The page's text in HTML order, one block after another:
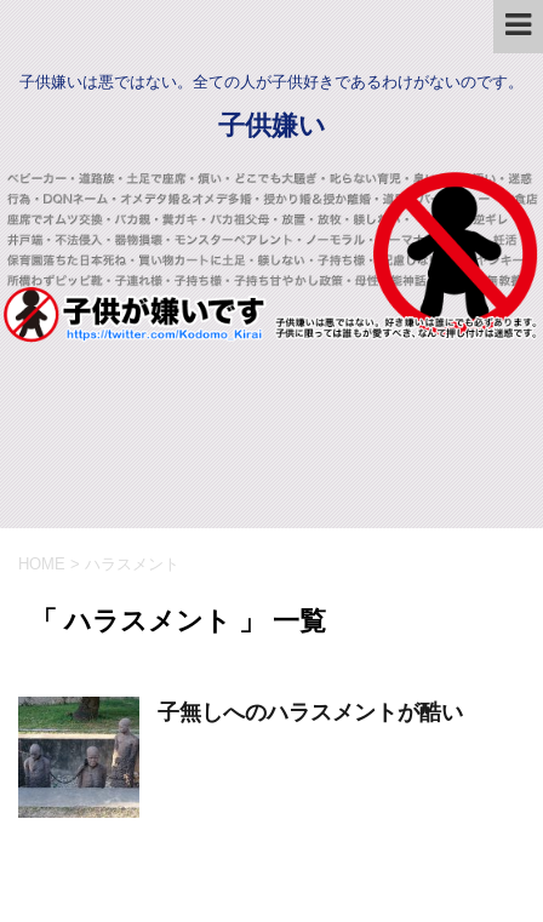
子供嫌いは悪ではない。全ての人が子供好きであるわけがないのです。
子供嫌い
HOME > ハラスメント
「 ハラスメント 」 一覧
子無しへのハラスメントが酷い